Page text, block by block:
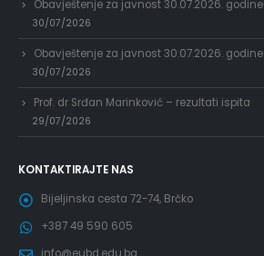
Obavještenje za javnost 30.07.2026. godine
30/07/2026
Obavještenje za javnost 30.07.2026. godine
30/07/2026
Prof. dr Srđan Marinković – rezultati ispita
29/07/2026
KONTAKTIRAJTE NAS
Bijeljinska cesta 72-74, Brčko
+387 49 590 605